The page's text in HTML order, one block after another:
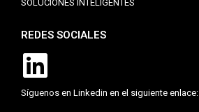
SOLUCIONES INTELIGENTES
REDES SOCIALES
Síguenos en Linkedin en el siguiente enlace: